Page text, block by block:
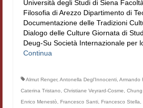
Filologia digitale
Lexicon
Lo studium aretino del
Università degli Studi di Siena
Filosofia di Arezzo Dipartimento di
Documentazione delle Tradizioni
Dialogo delle Culture Giornata di
Deug-Su Società Internazionale per
Continua
Almut Renger, Antonella Degl’Innocenti Armando
Caterina Tristano
Christiane Veyrard-Cosme
Enrico Menestò
Francesco Santi Francesco Stella